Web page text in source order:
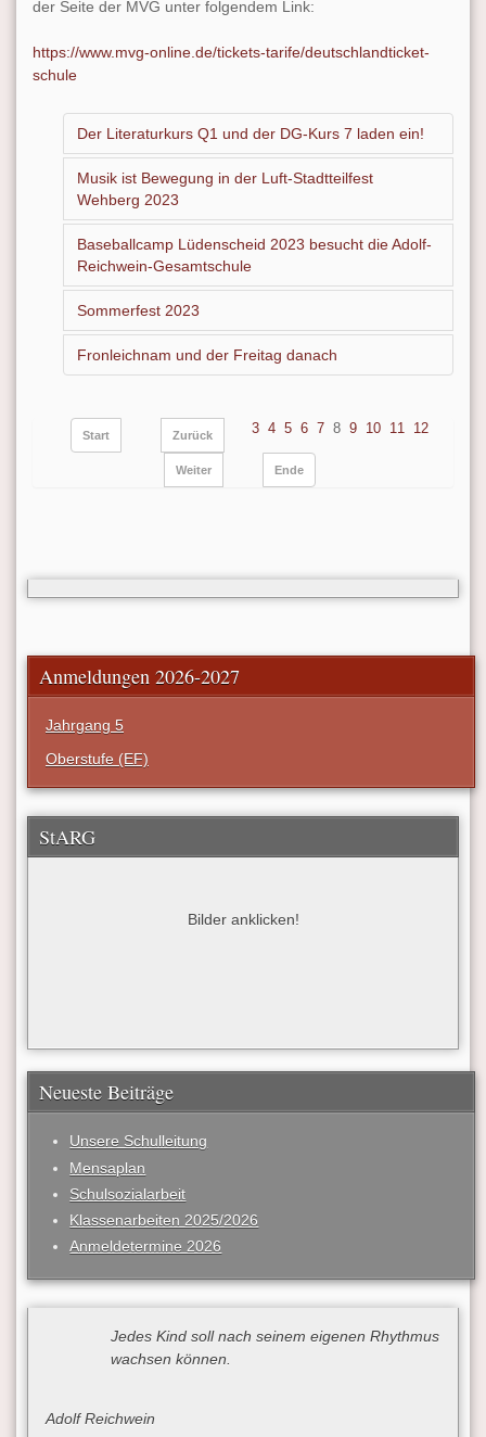
der Seite der MVG unter folgendem Link:
https://www.mvg-online.de/tickets-tarife/deutschlandticket-
schule
Der Literaturkurs Q1 und der DG-Kurs 7 laden ein!
Musik ist Bewegung in der Luft-Stadtteilfest
Wehberg 2023
Baseballcamp Lüdenscheid 2023 besucht die Adolf-
Reichwein-Gesamtschule
Sommerfest 2023
Fronleichnam und der Freitag danach
Start Zurück 3 4 5 6 7 8 9 10 11 12
Weiter Ende
Anmeldungen 2026-2027
Jahrgang 5
Oberstufe (EF)
StARG
Bilder anklicken!
Neueste Beiträge
Unsere Schulleitung
Mensaplan
Schulsozialarbeit
Klassenarbeiten 2025/2026
Anmeldetermine 2026
Jedes Kind soll nach seinem eigenen Rhythmus
wachsen können.
Adolf Reichwein